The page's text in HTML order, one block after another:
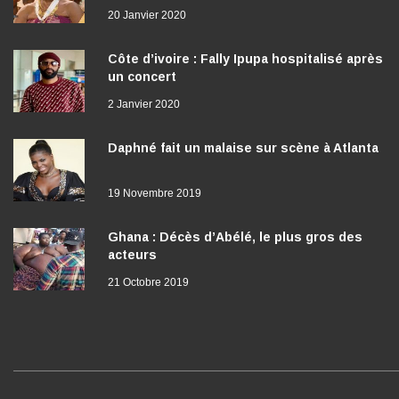
20 Janvier 2020
Côte d’ivoire : Fally Ipupa hospitalisé après
un concert
2 Janvier 2020
Daphné fait un malaise sur scène à Atlanta
19 Novembre 2019
Ghana : Décès d’Abélé, le plus gros des
acteurs
21 Octobre 2019